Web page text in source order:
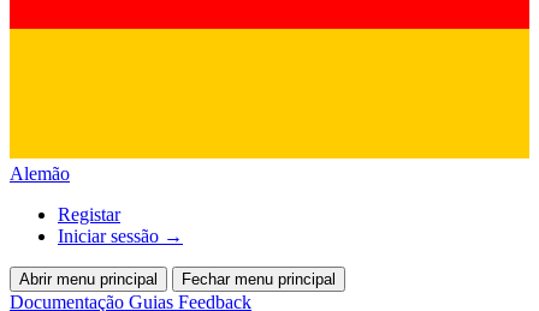
Alemão
Registar
Iniciar sessão →
Abrir menu principal Fechar menu principal
Documentação Guias Feedback